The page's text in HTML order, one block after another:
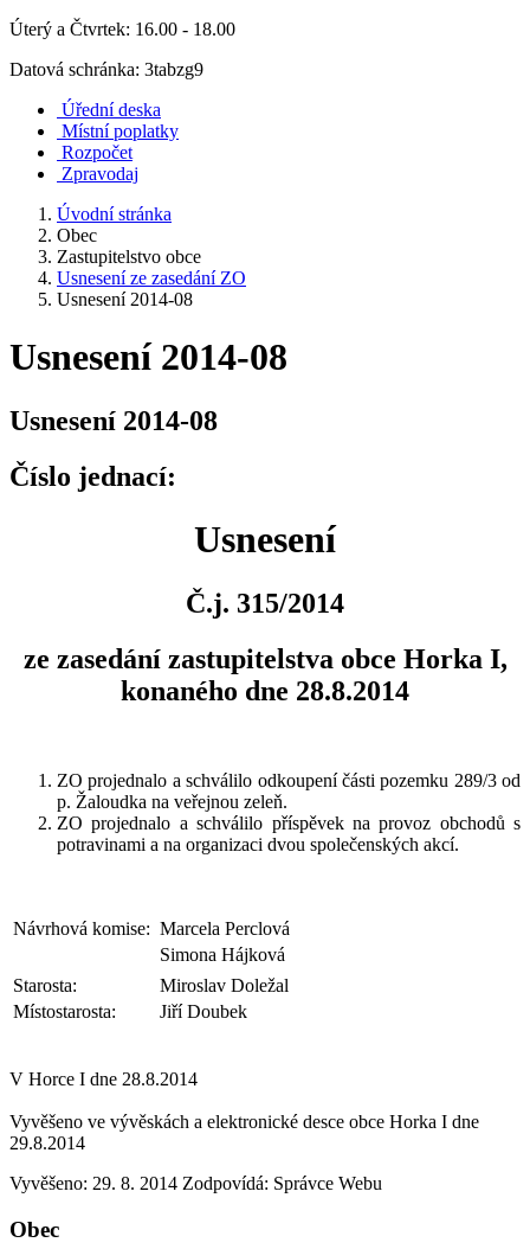
Úterý a Čtvrtek: 16.00 - 18.00
Datová schránka: 3tabzg9
Úřední deska
Místní poplatky
Rozpočet
Zpravodaj
Úvodní stránka
Obec
Zastupitelstvo obce
Usnesení ze zasedání ZO
Usnesení 2014-08
Usnesení 2014-08
Usnesení 2014-08
Číslo jednací:
Usnesení
Č.j. 315/2014
ze zasedání zastupitelstva obce Horka I,
konaného dne 28.8.2014
ZO projednalo a schválilo odkoupení části pozemku 289/3 od
p. Žaloudka na veřejnou zeleň.
ZO projednalo a schválilo příspěvek na provoz obchodů s
potravinami a na organizaci dvou společenských akcí.
Návrhová komise: Marcela Perclová
Simona Hájková
Starosta:
Miroslav Doležal
Místostarosta:
Jiří Doubek
V Horce I dne 28.8.2014
Vyvěšeno ve vývěskách a elektronické desce obce Horka I dne
29.8.2014
Vyvěšeno: 29. 8. 2014 Zodpovídá: Správce Webu
Obec